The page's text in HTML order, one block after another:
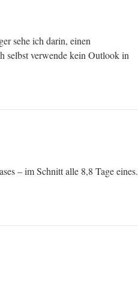
sehe ich darin, einen
selbst verwende kein Outlook in
– im Schnitt alle 8,8 Tage eines.